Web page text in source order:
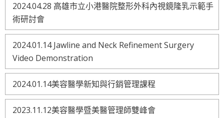
2024.04.28 高雄市立小港醫院整形外科內視鏡隆乳示範手
術研討會
2024.01.14 Jawline and Neck Refinement Surgery
Video Demonstration
2024.01.14美容醫學新知與行銷管理課程
2023.11.12美容醫學暨美醫管理師雙峰會